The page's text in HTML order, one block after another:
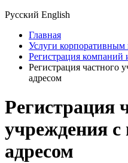
Русский English
Главная
Услуги корпоративным
Регистрация компаний
Регистрация частного
адресом
Регистрация
учреждения
адресом